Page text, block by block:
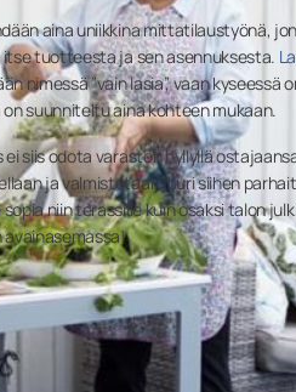
aina uniikkina mittatilaustyönä,
tuotteesta ja sen asennuksesta.
nimessä ”vain lasia”, vaan kyseessä
suunniteltu aina kohteen mukaan.
siis odota varaston hyllyllä
ja valmistetaan juuri siihen
niin terassille kuin osaksi talon